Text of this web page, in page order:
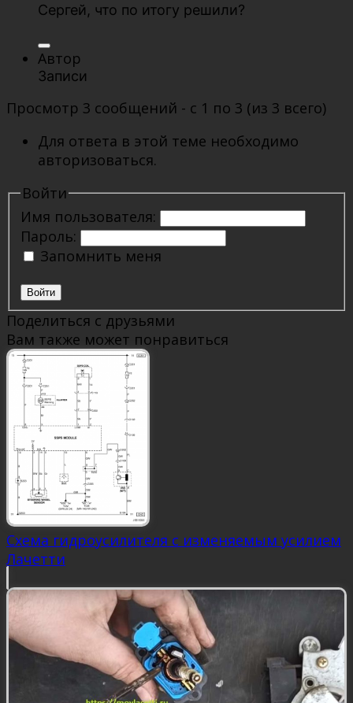
Сергей, что по итогу решили?
Автор
Записи
Просмотр 3 сообщений - с 1 по 3 (из 3 всего)
Для ответа в этой теме необходимо
авторизоваться.
Войти
Имя пользователя:
Пароль:
Запомнить меня
Войти
Поделиться с друзьями
Вам также может понравиться
Схема гидроусилителя с изменяемым усилием
Лачетти